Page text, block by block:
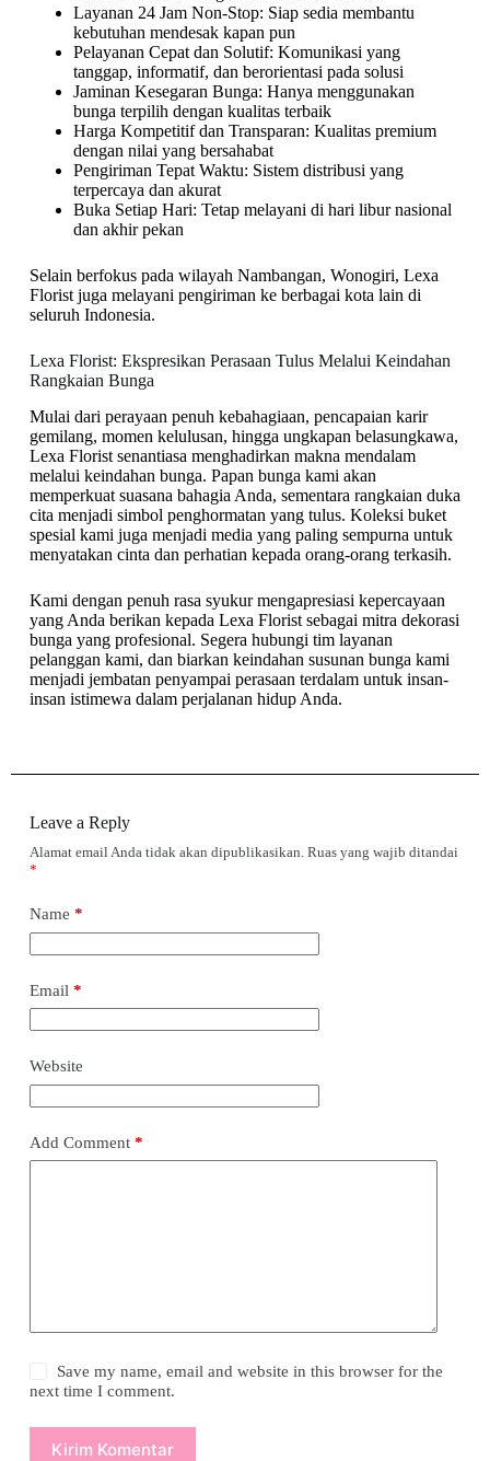
Layanan 24 Jam Non-Stop: Siap sedia membantu
kebutuhan mendesak kapan pun
Pelayanan Cepat dan Solutif: Komunikasi yang
tanggap, informatif, dan berorientasi pada solusi
Jaminan Kesegaran Bunga: Hanya menggunakan
bunga terpilih dengan kualitas terbaik
Harga Kompetitif dan Transparan: Kualitas premium
dengan nilai yang bersahabat
Pengiriman Tepat Waktu: Sistem distribusi yang
terpercaya dan akurat
Buka Setiap Hari: Tetap melayani di hari libur nasional
dan akhir pekan
Selain berfokus pada wilayah Nambangan, Wonogiri, Lexa
Florist juga melayani pengiriman ke berbagai kota lain di
seluruh Indonesia.
Lexa Florist: Ekspresikan Perasaan Tulus Melalui Keindahan
Rangkaian Bunga
Mulai dari perayaan penuh kebahagiaan, pencapaian karir
gemilang, momen kelulusan, hingga ungkapan belasungkawa,
Lexa Florist senantiasa menghadirkan makna mendalam
melalui keindahan bunga. Papan bunga kami akan
memperkuat suasana bahagia Anda, sementara rangkaian duka
cita menjadi simbol penghormatan yang tulus. Koleksi buket
spesial kami juga menjadi media yang paling sempurna untuk
menyatakan cinta dan perhatian kepada orang-orang terkasih.
Kami dengan penuh rasa syukur mengapresiasi kepercayaan
yang Anda berikan kepada Lexa Florist sebagai mitra dekorasi
bunga yang profesional. Segera hubungi tim layanan
pelanggan kami, dan biarkan keindahan susunan bunga kami
menjadi jembatan penyampai perasaan terdalam untuk insan-
insan istimewa dalam perjalanan hidup Anda.
Leave a Reply
Alamat email Anda tidak akan dipublikasikan. Ruas yang wajib ditandai
*
Name *
Email *
Website
Add Comment*
Save my name, email and website in this browser for the
next time I comment.
Kirim Komentar